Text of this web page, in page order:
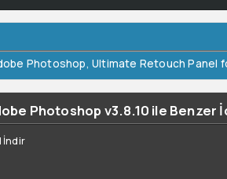
Photoshop,Ultimate Retouch Panel
Photoshop v3.8.10 ile Benzer
İndir